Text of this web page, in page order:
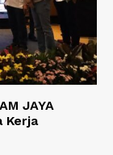
JAYA
Kerja